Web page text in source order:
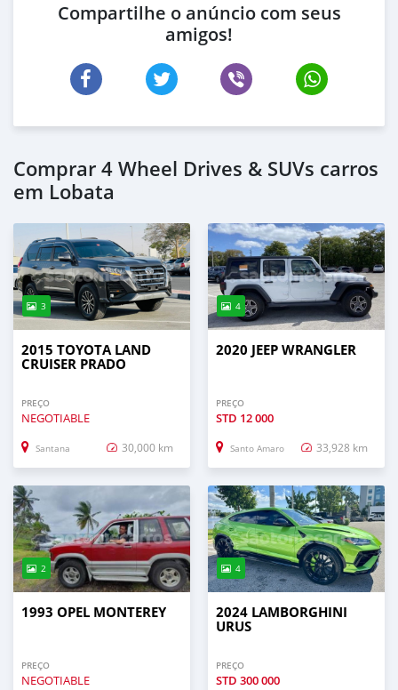
Compartilhe o anúncio com seus
amigos!
Comprar 4 Wheel Drives & SUVs carros
em Lobata
3
2015 TOYOTA LAND
CRUISER PRADO
PREÇO
NEGOTIABLE
Santana 30,000 km
4
2020 JEEP WRANGLER
PREÇO
STD 12 000
Santo Amaro 33,928 km
2
1993 OPEL MONTEREY
PREÇO
NEGOTIABLE
4
2024 LAMBORGHINI
URUS
PREÇO
STD 300 000